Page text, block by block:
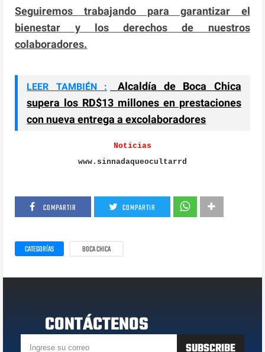
Seguiremos trabajando para garantizar el
bienestar y los derechos de nuestros
colaboradores.
LEER TAMBIÉN :
Alcaldía de Boca Chica
supera los RD$13 millones en prestaciones
con nueva entrega a excolaboradores
Noticias
www.sinnadaqueocultarrd
COMPARTIR COMPARTIR
CATEGORÍAS BOCA CHICA
CONTÁCTENOS